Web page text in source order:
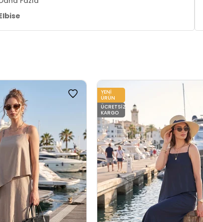
YENI
ÜRÜN
ÜCRETSIZ
KARGO